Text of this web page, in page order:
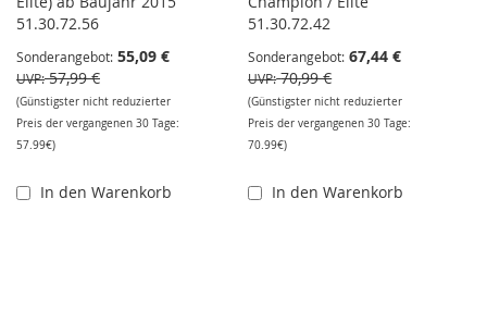
51.30.72.56
Sonderangebot 55,09 €
UVP 57,99 €
(Günstigster nicht reduzierter
Preis der vergangenen 30 Tage:
57.99€)
In den Warenkorb
51.30.72.42
Sonderangebot 67,44 €
UVP 70,99 €
(Günstigster nicht reduzierter
Preis der vergangenen 30 Tage:
70.99€)
In den Warenkorb